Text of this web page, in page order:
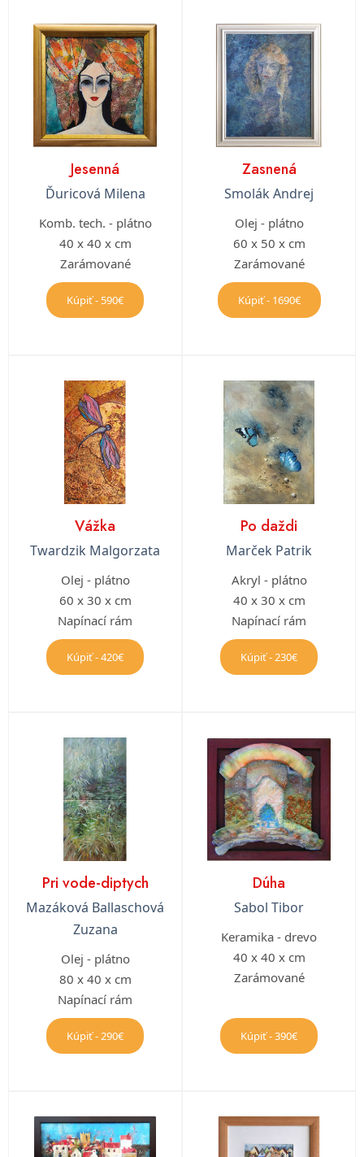
Jesenná
Ďuricová Milena
Komb. tech. - plátno
40 x 40 x cm
Zarámované
Kúpiť - 590€
Zasnená
Smolák Andrej
Olej - plátno
60 x 50 x cm
Zarámované
Kúpiť - 1690€
Vážka
Twardzik Malgorzata
Olej - plátno
60 x 30 x cm
Napínací rám
Kúpiť - 420€
Po daždi
Marček Patrik
Akryl - plátno
40 x 30 x cm
Napínací rám
Kúpiť - 230€
Pri vode-diptych
Mazáková Ballaschová
Zuzana
Olej - plátno
80 x 40 x cm
Napínací rám
Kúpiť - 290€
Dúha
Sabol Tibor
Keramika - drevo
40 x 40 x cm
Zarámované
Kúpiť - 390€